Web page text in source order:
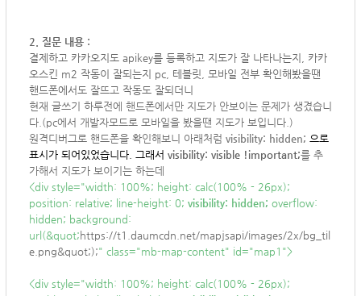
2. 질문 내용 :
결제하고 카카오지도 apikey를 등록하고 지도가 잘 나타나는지, 카카
오스킨 m2 작동이 잘되는지 pc, 테블릿, 모바일 전부 확인해봤을땐
핸드폰에서도 잘뜨고 작동도 잘되더니
현재 글쓰기 하루전에 핸드폰에서만 지도가 안보이는 문제가 생겼습니
다.(pc에서 개발자모드로 모바일을 봤을땐 지도가 보입니다.)
원격디버그로 핸드폰을 확인해보니 아래처럼 visibility: hidden; 으로
표시가 되어있었습니다. 그래서 visibility: visible !important;를 추
가해서 지도가 보이기는 하는데
<div style="width: 100%; height: calc(100% - 26px);
position: relative; line-height: 0; visibility: hidden; overflow:
hidden; background:
url(&quot; https://t1.daumcdn.net/mapjsapi/images/2x/bg_til
e.png&quot;);" class="mb-map-content" id="map1">
<div style="width: 100%; height: calc(100% - 26px);